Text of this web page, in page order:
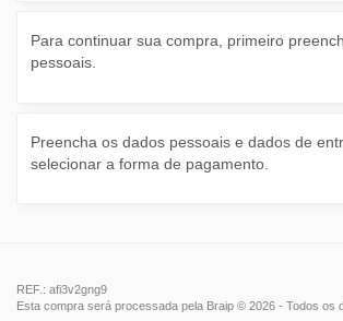
Para continuar sua compra, primeiro
pessoais.
Preencha os dados pessoais e dados de
selecionar a forma de pagamento.
REF.: afi3v2gng9
Esta compra será processada pela Braip © 2026 - Todos os